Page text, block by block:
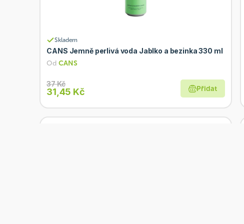
Skladem
CANS Jemně perlivá voda Jablko a bezinka 330 ml
OdCANS
37 Kč
31,45 Kč Přidat